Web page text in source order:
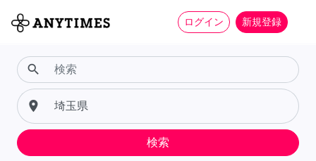
ログイン 新規登録
search
place
検索